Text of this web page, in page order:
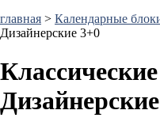
главная > Календарные
Дизайнерские 3+0